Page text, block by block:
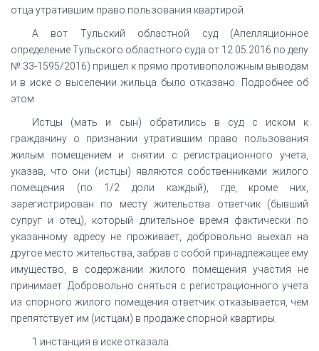
отца утратившим право пользования квартирой.
А вот Тульский областной суд (Апелляционное
определение Тульского областного суда от 12.05.2016 по делу
№ 33-1595/2016) пришел к прямо противоположным выводам
и в иске о выселении жильца было отказано. Подробнее об
этом.
Истцы (мать и сын) обратились в суд с иском к
гражданину о признании утратившим право пользования
жилым помещением и снятии с регистрационного учета,
указав, что они (истцы) являются собственниками жилого
помещения (по 1/2 доли каждый), где, кроме них,
зарегистрирован по месту жительства ответчик (бывший
супруг и отец), который длительное время фактически по
указанному адресу не проживает, добровольно выехал на
другое место жительства, забрав с собой принадлежащее ему
имущество, в содержании жилого помещения участия не
принимает. Добровольно сняться с регистрационного учета
из спорного жилого помещения ответчик отказывается, чем
препятствует им (истцам) в продаже спорной квартиры.
1 инстанция в иске отказала.